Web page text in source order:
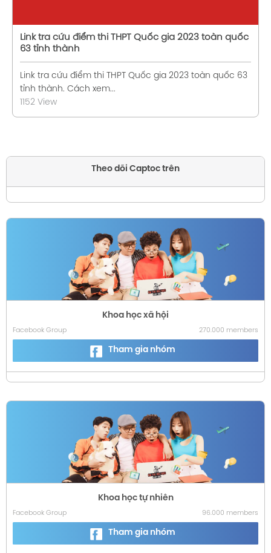
Link tra cứu điểm thi THPT Quốc gia 2023 toàn quốc
63 tỉnh thành
Link tra cứu điểm thi THPT Quốc gia 2023 toàn quốc 63
tỉnh thành. Cách xem...
1152 View
Theo dõi Captoc trên
Khoa học xã hội
Facebook Group 270.000 members
Tham gia nhóm
Khoa học tự nhiên
Facebook Group 96.000 members
Tham gia nhóm